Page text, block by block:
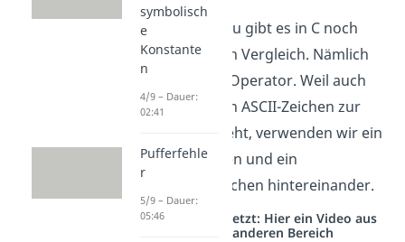
Zusätzlich dazu gibt es in C noch
einen weiteren Vergleich. Nämlich
den ungleich-Operator. Weil auch
für diesen kein ASCII-Zeichen zur
Verfügung steht, verwenden wir ein
Ausrufezeichen und ein
Gleichheitszeichen hintereinander.
Studyflix vernetzt: Hier ein Video aus
einem anderen Bereich
symbolisch
e
Konstante
n
4/9 – Dauer:
02:41
Pufferfehle
r
5/9 – Dauer:
05:46